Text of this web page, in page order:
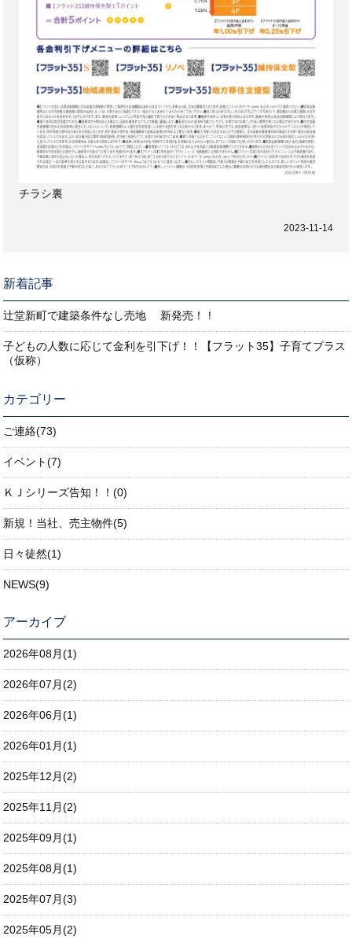
チラシ裏
2023-11-14
新着記事
辻堂新町で建築条件なし売地 新発売！！
子どもの人数に応じて金利を引下げ！！【フラット35】子育てプラス
（仮称）
カテゴリー
ご連絡(73)
イベント(7)
ＫＪシリーズ告知！！(0)
新規！当社、売主物件(5)
日々徒然(1)
NEWS(9)
アーカイブ
2026年08月(1)
2026年07月(2)
2026年06月(1)
2026年01月(1)
2025年12月(2)
2025年11月(2)
2025年09月(1)
2025年08月(1)
2025年07月(3)
2025年05月(2)